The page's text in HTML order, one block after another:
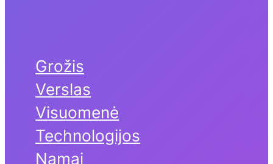
Grožis
Verslas
Visuomenė
Technologijos
Namai